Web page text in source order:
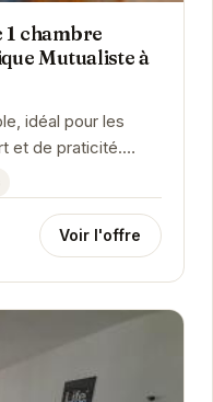
1 chambre
Mutualiste à
idéal pour les
et de praticité.
de la Clinique...
Voir l'offre